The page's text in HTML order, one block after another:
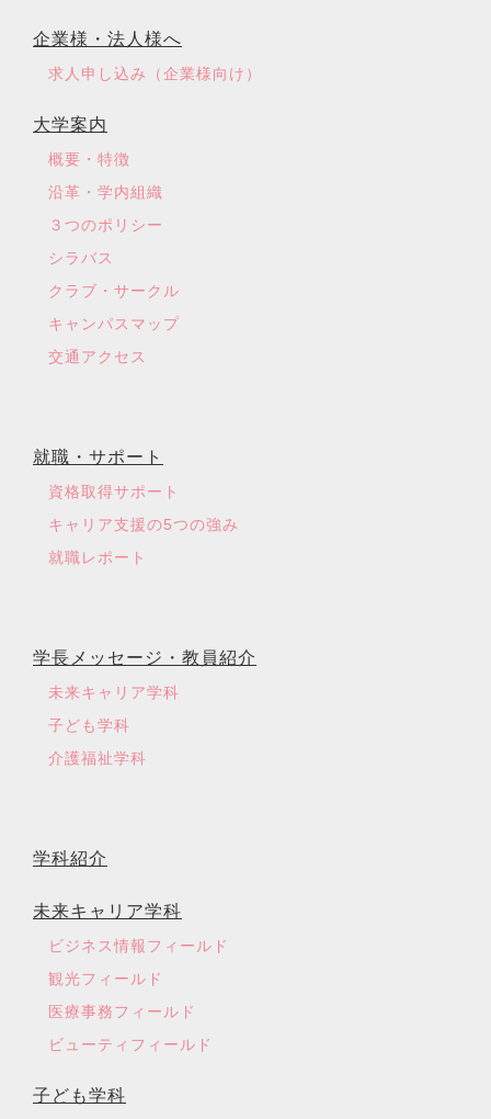
企業様・法人様へ
求人申し込み（企業様向け）
大学案内
概要・特徴
沿革・学内組織
３つのポリシー
シラバス
クラブ・サークル
キャンパスマップ
交通アクセス
就職・サポート
資格取得サポート
キャリア支援の5つの強み
就職レポート
学長メッセージ・教員紹介
未来キャリア学科
子ども学科
介護福祉学科
学科紹介
未来キャリア学科
ビジネス情報フィールド
観光フィールド
医療事務フィールド
ビューティフィールド
子ども学科